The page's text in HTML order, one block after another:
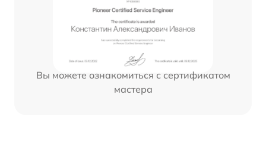
Вы можете ознакомиться с сертификатом
мастера